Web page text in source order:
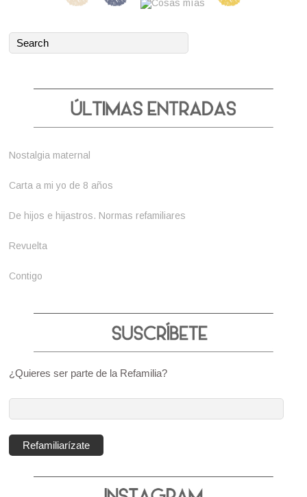
Nostalgia maternal
Carta a mi yo de 8 años
De hijos e hijastros. Normas refamiliares
Revuelta
Contigo
¿Quieres ser parte de la Refamilia?
correo
electrónico:
Refamiliarízate